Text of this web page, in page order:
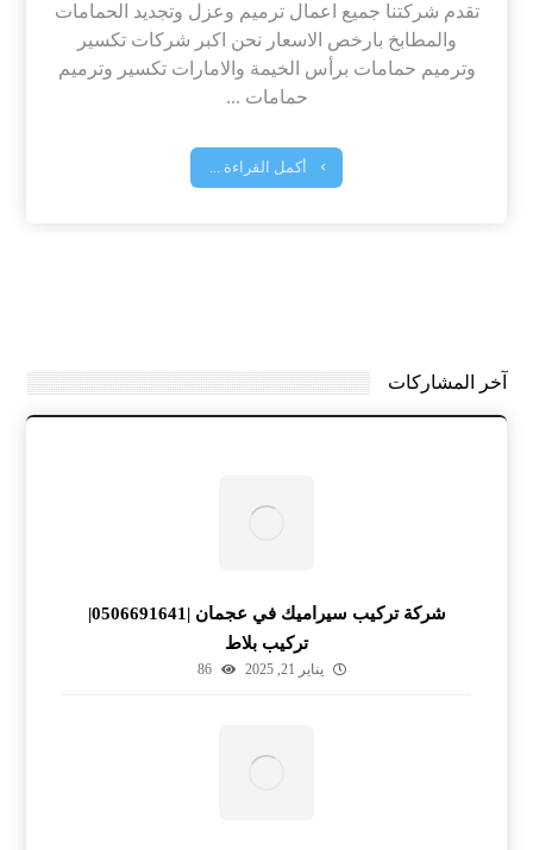
تقدم شركتنا جميع اعمال ترميم وعزل وتجديد الحمامات
والمطابخ بارخص الاسعار نحن اكبر شركات تكسير
وترميم حمامات برأس الخيمة والامارات تكسير وترميم
حمامات ...
أكمل القراءة ...
آخر المشاركات
شركة تركيب سيراميك في عجمان |0506691641|
تركيب بلاط
يناير 21, 2025 86